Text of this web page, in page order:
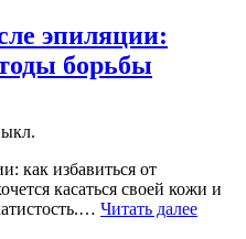
эпиляции:
борьбы
как избавиться от
касаться своей кожи и
Читать далее